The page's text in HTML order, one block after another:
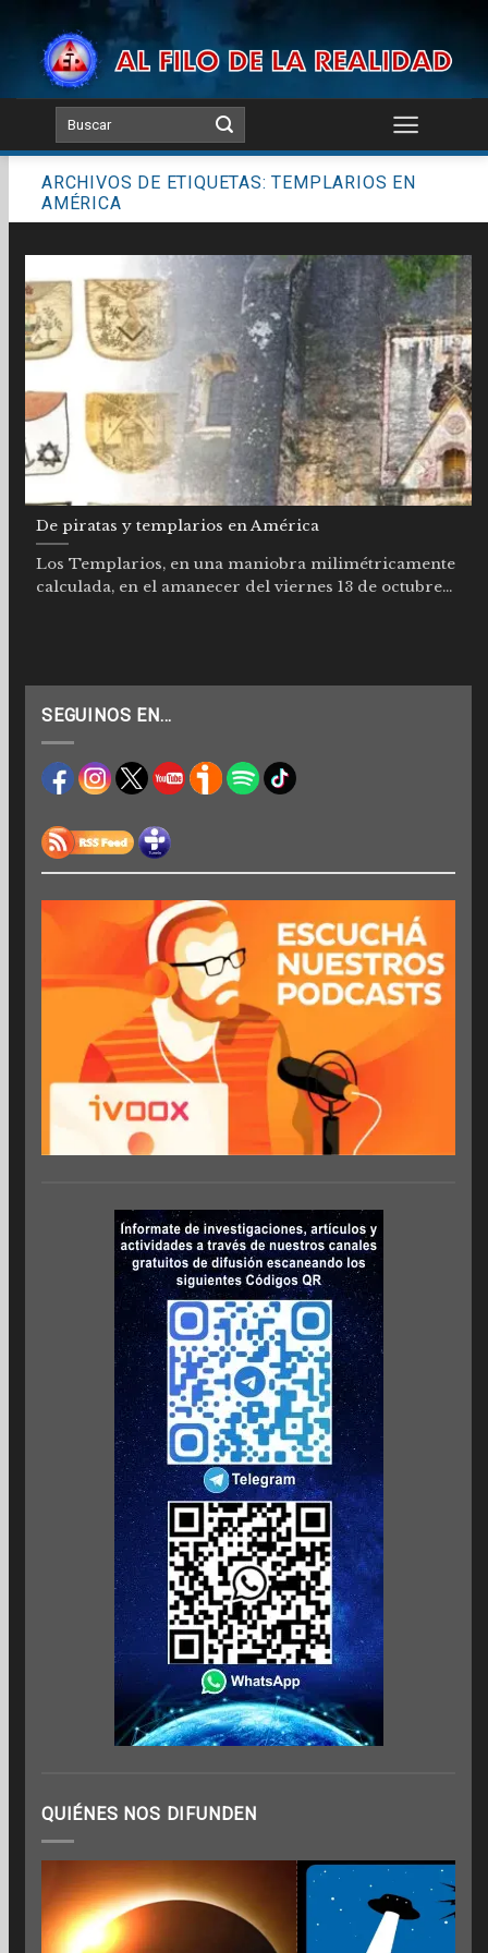
content
ARCHIVOS DE ETIQUETAS:TEMPLARIOS EN
AMÉRICA
De piratas y templarios en América
Los Templarios, en una maniobra milimétricamente
calculada, en el amanecer del viernes 13 de octubre...
SEGUINOS EN…
QUIÉNES NOS DIFUNDEN